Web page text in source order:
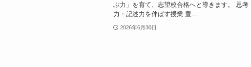
ぶ力」を育て、志望校合格へと導きます。 思考
力・記述力を伸ばす授業 豊...
2026年6月30日